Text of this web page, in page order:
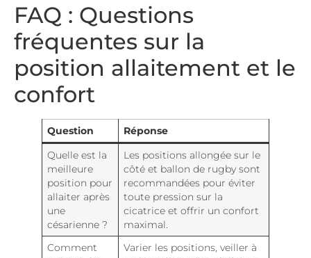
FAQ : Questions
fréquentes sur la
position allaitement et le
confort
Question Réponse
Quelle est la
meilleure
position pour
allaiter après
une
césarienne ?
Les positions allongée sur le
côté et ballon de rugby sont
recommandées pour éviter
toute pression sur la
cicatrice et offrir un confort
maximal.
Comment
Varier les positions, veiller à